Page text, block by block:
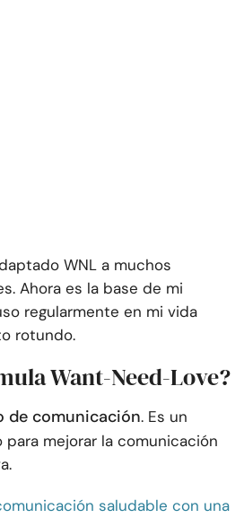
WNL a muchos
Ahora es la base de mi
regularmente en mi vida
rotundo.
Want-Need-Love?
de comunicación. Es un
mejorar la comunicación
saludable con una